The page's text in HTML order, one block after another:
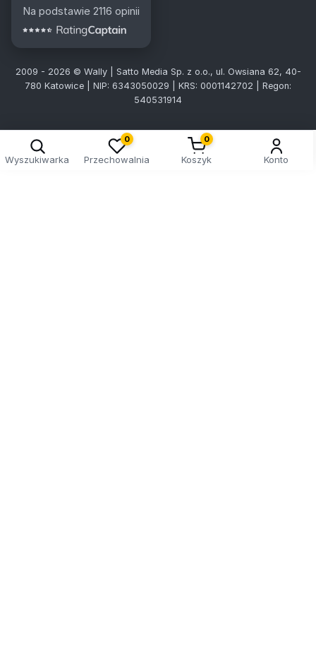
Na podstawie 2116 opinii
2009 - 2026 © Wally | Satto Media Sp. z o.o., ul. Owsiana 62, 40-
780 Katowice | NIP: 6343050029 | KRS: 0001142702 | Regon:
540531914
Wyszukiwarka
0
Przechowalnia
0
Koszyk Konto